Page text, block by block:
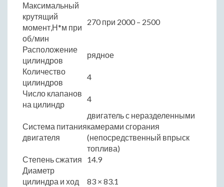
Максимальный
крутящий
момент,Н*м при
об/мин
270 при 2000 – 2500
Расположение
цилиндров
рядное
Количество
цилиндров
4
Число клапанов
на цилиндр
4
Система питания
двигателя
двигатель с неразделенными
камерами сгорания
(непосредственный впрыск
топлива)
Степень сжатия
14.9
Диаметр
цилиндра и ход
83 × 83.1